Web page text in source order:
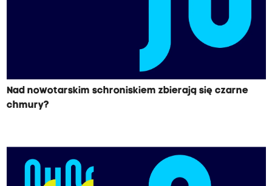
Nad nowotarskim schroniskiem zbierają się czarne
chmury?